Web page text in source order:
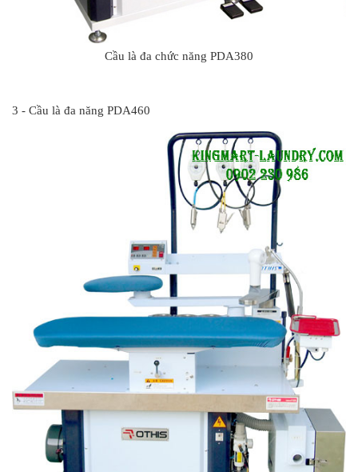
Cầu là đa chức năng PDA380
3 - Cầu là đa năng PDA460